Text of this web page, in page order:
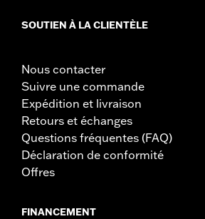
SOUTIEN À LA CLIENTÈLE
Nous contacter
Suivre une commande
Expédition et livraison
Retours et échanges
Questions fréquentes (FAQ)
Déclaration de conformité
Offres
FINANCEMENT